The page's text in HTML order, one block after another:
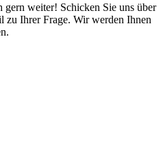
weiter! Schicken Sie uns über
zu Ihrer Frage. Wir werden Ihnen